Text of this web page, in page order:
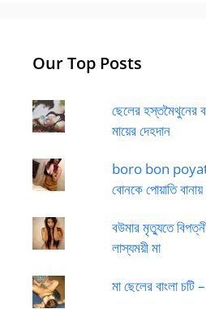
Our Top Posts
ছেলের হস্তমৈথুনের
মায়ের দেহদান
boro bon
বোনকে পোয়াতি বানায়
বউমার মৃত্যুতে
লাস্যময়ী মা
মা ছেলের বাংলা চটি